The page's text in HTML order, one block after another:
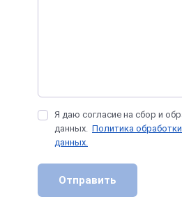
Я даю согласие на сбор и
данных. Политика
данных.
Отправить